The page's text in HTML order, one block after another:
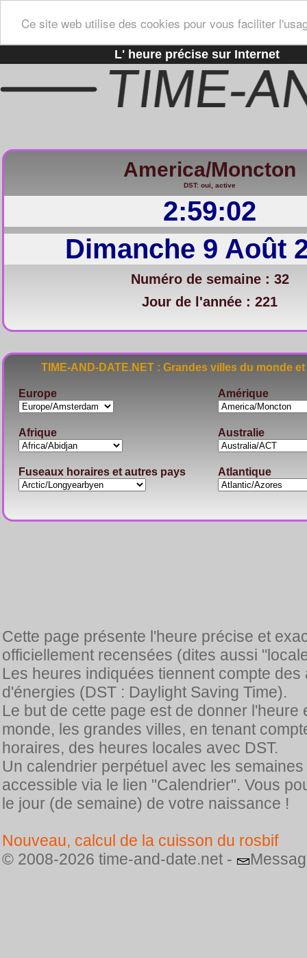
Ce site web utilise des cookies pour vous faciliter
L' heure précise sur Internet
America/Moncton
DST: oui, active
2:59:03
Dimanche 9 Août
Numéro de semaine : 32
Jour de l'année : 221
TIME-AND-DATE.NET : Grandes villes du
Europe Amérique
Afrique Australie
Fuseaux horaires et autres pays Atlantique
Cette page présente l'heure précise et
officiellement recensées (dites aussi
Les heures indiquées tiennent compte
d'énergies (DST : Daylight Saving Time).
Le but de cette page est de donner
monde, les grandes villes, en tenant
horaires, des heures locales avec DST.
Un calendrier perpétuel avec les
accessible via le lien "Calendrier". Vous
le jour (de semaine) de votre naissance !
Nouveau, calcul de la cuisson du rosbif
© 2008-2026 time-and-date.net -